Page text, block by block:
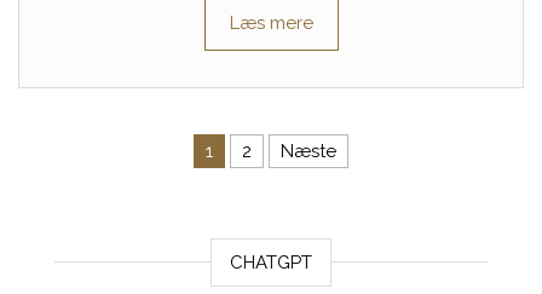
Læs mere
Indlægsinddeling
1 2 Næste
CHATGPT